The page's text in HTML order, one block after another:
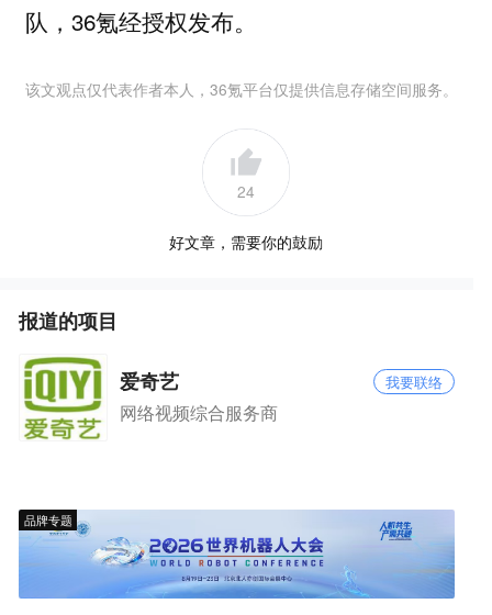
队，36氪经授权发布。
该文观点仅代表作者本人，36氪平台仅提供信息存储空间服务。
24
好文章，需要你的鼓励
报道的项目
爱奇艺 我要联络
网络视频综合服务商
品牌专题